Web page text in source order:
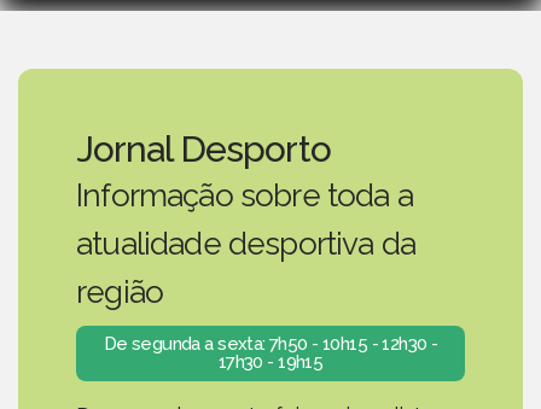
Jornal Desporto
Informação sobre toda a
atualidade desportiva da
região
De segunda a sexta: 7h50 - 10h15 - 12h30 -
17h30 - 19h15